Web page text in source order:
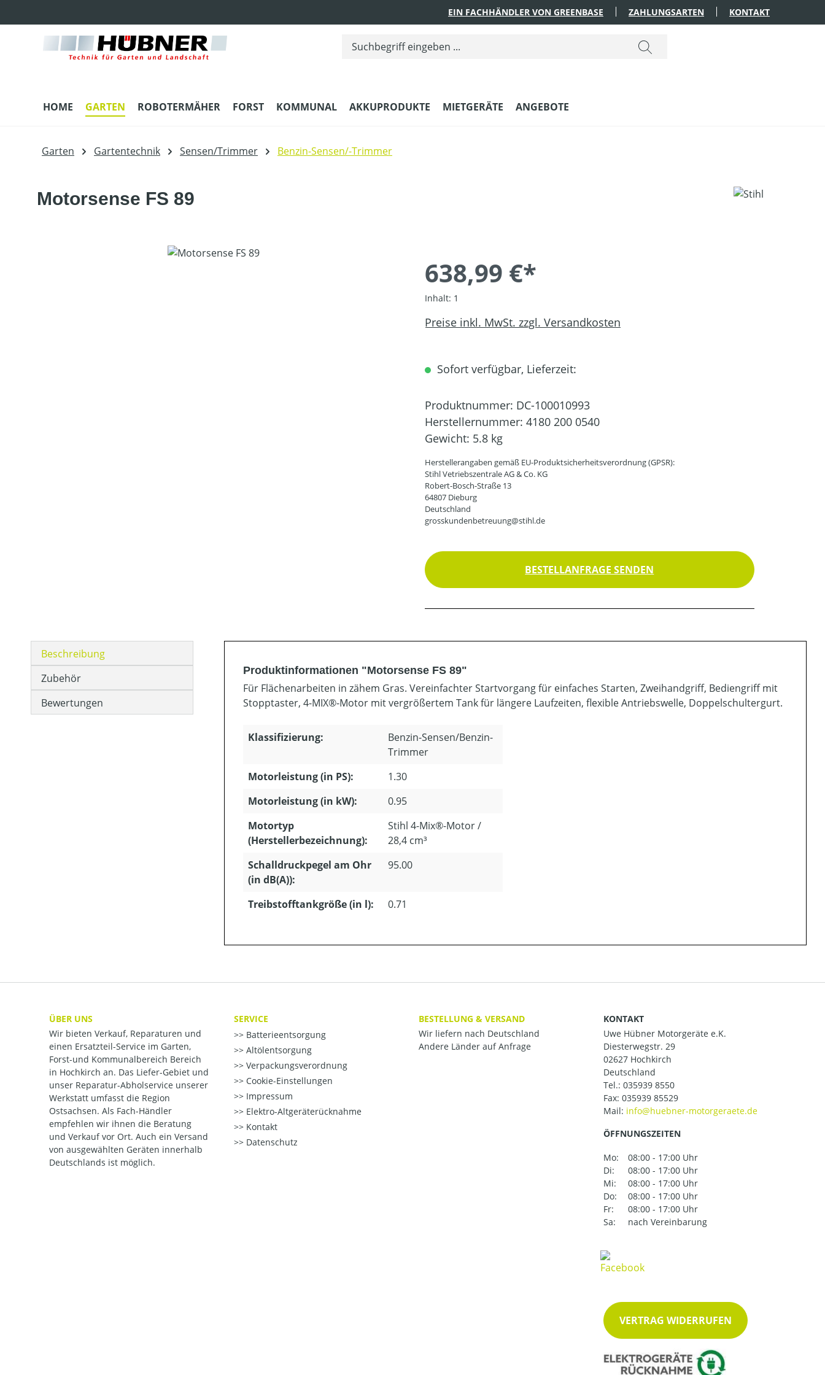
EIN FACHHÄNDLER VON GREENBASE ZAHLUNGSARTEN KONTAKT
HOME GARTEN ROBOTERMÄHER FORST KOMMUNAL AKKUPRODUKTE MIETGERÄTE ANGEBOTE
Garten Gartentechnik Sensen/Trimmer Benzin-Sensen/-Trimmer
Motorsense FS 89
638,99 €*
Inhalt: 1
Preise inkl. MwSt. zzgl. Versandkosten
Sofort verfügbar, Lieferzeit:
Produktnummer: DC-100010993
Herstellernummer: 4180 200 0540
Gewicht: 5.8 kg
Herstellerangaben gemäß EU-Produktsicherheitsverordnung (GPSR):
Stihl Vetriebszentrale AG & Co. KG
Robert-Bosch-Straße 13
64807 Dieburg
Deutschland
grosskundenbetreuung@stihl.de
BESTELLANFRAGE SENDEN
Beschreibung
Zubehör
Bewertungen
Produktinformationen "Motorsense FS 89"
Für Flächenarbeiten in zähem Gras. Vereinfachter Startvorgang für einfaches Starten, Zweihandgriff, Bediengriff mit
Stopptaster, 4-MIX®-Motor mit vergrößertem Tank für längere Laufzeiten, flexible Antriebswelle, Doppelschultergurt.
Klassifizierung:
Benzin-Sensen/Benzin-
Trimmer
Motorleistung (in PS):
1.30
Motorleistung (in kW):
0.95
Motortyp
(Herstellerbezeichnung):
Stihl 4-Mix®-Motor /
28,4 cm³
Schalldruckpegel am Ohr
(in dB(A)):
95.00
Treibstofftankgröße (in l): 0.71
ÜBER UNS
Wir bieten Verkauf, Reparaturen und
einen Ersatzteil-Service im Garten,
Forst-und Kommunalbereich Bereich
in Hochkirch an. Das Liefer-Gebiet und
unser Reparatur-Abholservice unserer
Werkstatt umfasst die Region
Ostsachsen. Als Fach-Händler
empfehlen wir ihnen die Beratung
und Verkauf vor Ort. Auch ein Versand
von ausgewählten Geräten innerhalb
Deutschlands ist möglich.
SERVICE
Batterieentsorgung
Altölentsorgung
Verpackungsverordnung
Cookie-Einstellungen
Impressum
Elektro-Altgeräterücknahme
Kontakt
Datenschutz
BESTELLUNG & VERSAND
Wir liefern nach Deutschland
Andere Länder auf Anfrage
KONTAKT
Uwe Hübner Motorgeräte e.K.
Diesterwegstr. 29
02627 Hochkirch
Deutschland
Tel.: 035939 8550
Fax: 035939 85529
Mail:
ÖFFNUNGSZEITEN
Mo:
08:00 - 17:00 Uhr
Di:
08:00 - 17:00 Uhr
Mi:
08:00 - 17:00 Uhr
Do:
08:00 - 17:00 Uhr
Fr:
08:00 - 17:00 Uhr
Sa:
nach Vereinbarung
VERTRAG WIDERRUFEN